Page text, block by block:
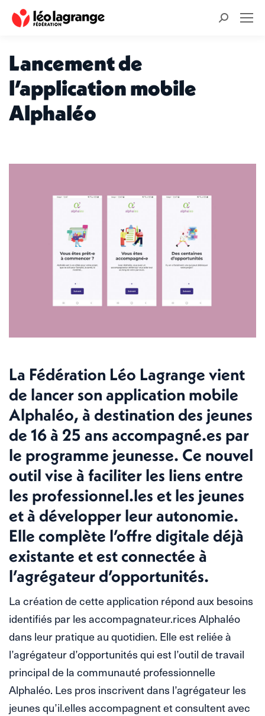
Recherche
Lancement de
l’application mobile
Alphaléo
La Fédération Léo Lagrange vient
de lancer son application mobile
Alphaléo, à destination des jeunes
de 16 à 25 ans accompagné.es par
le programme jeunesse. Ce nouvel
outil vise à faciliter les liens entre
les professionnel.les et les jeunes
et à développer leur autonomie.
Elle complète l’offre digitale déjà
existante et est connectée à
l’agrégateur d’opportunités.
La création de cette application répond aux besoins
identifiés par les accompagnateur.rices Alphaléo
dans leur pratique au quotidien. Elle est reliée à
l’agrégateur d’opportunités qui est l’outil de travail
principal de la communauté professionnelle
Alphaléo. Les pros inscrivent dans l’agrégateur les
jeunes qu’il.elles accompagnent et consultent avec